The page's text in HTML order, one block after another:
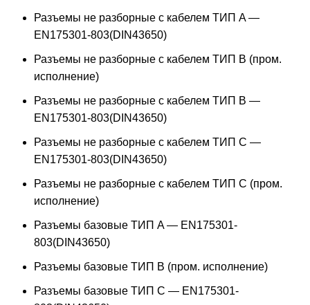
Разъемы не разборные с кабелем ТИП A —
EN175301-803(DIN43650)
Разъемы не разборные с кабелем ТИП B (пром.
исполнение)
Разъемы не разборные с кабелем ТИП B —
EN175301-803(DIN43650)
Разъемы не разборные с кабелем ТИП C —
EN175301-803(DIN43650)
Разъемы не разборные с кабелем ТИП C (пром.
исполнение)
Разъемы базовые ТИП A — EN175301-
803(DIN43650)
Разъемы базовые ТИП В (пром. исполнение)
Разъемы базовые ТИП C — EN175301-